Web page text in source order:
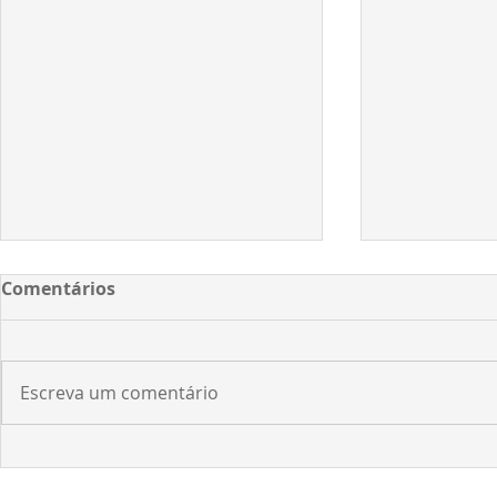
Aprovado projeto que cria
Vereador
Comentários
Escreva um comentário